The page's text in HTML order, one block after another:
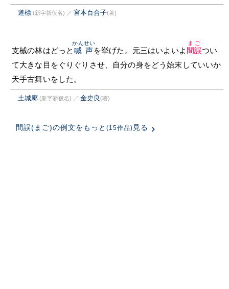
道標 (新字新仮名) ／ 宮本百合子(著)
支械の林はどっと 喊声
かんせい
を挙げた。元三はいよいよ 間誤
まご
つい
て大きな目をぐりぐりさせ、自分の身をどう始末していいか
天手古舞いをした。
土城廊 (新字新仮名) ／ 金史良(著)
間誤(まご)の例文をもっと (15作品) 見る